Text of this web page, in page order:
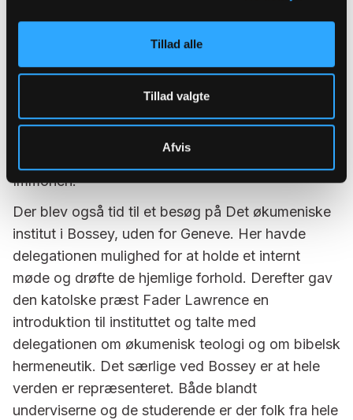
Tillad alle
Tillad valgte
Afvis
nære. Det trodsige håb hos det enkelte menneske
er altafgørende. Som eksempel nævnte hun nogle
mennesker de havde besøgt i Bolivia. De var ofre
for landminer og kunne ikke forsørge sig selv.
Men takket være hjælp fra World Service havde
de nu fået etableret en meningsfuld tilværelse.
Immonen.
Der blev også tid til et besøg på Det økumeniske
institut i Bossey, uden for Geneve. Her havde
delegationen mulighed for at holde et internt
møde og drøfte de hjemlige forhold. Derefter gav
den katolske præst Fader Lawrence en
introduktion til instituttet og talte med
delegationen om økumenisk teologi og om bibelsk
hermeneutik. Det særlige ved Bossey er at hele
verden er repræsenteret. Både blandt
underviserne og de studerende er der folk fra hele